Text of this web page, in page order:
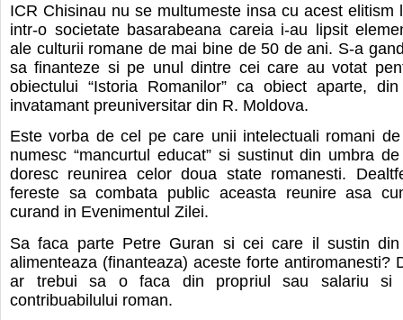
ICR Chisinau nu se multumeste insa cu acest elitism
intr-o societate basarabeana careia i-au lipsit
ale culturii romane de mai bine de 50 de ani. S-a
sa finanteze si pe unul dintre cei care au votat
obiectului “Istoria Romanilor” ca obiect aparte,
invatamant preuniversitar din R. Moldova.
Este vorba de cel pe care unii intelectuali romani
numesc “mancurtul educat” si sustinut din umbra
doresc reunirea celor doua state romanesti.
fereste sa combata public aceasta reunire asa
curand in Evenimentul Zilei.
Sa faca parte Petre Guran si cei care il sustin
alimenteaza (finanteaza) aceste forte antiromanesti?
ar trebui sa o faca din propriul sau salariu si
contribuabilului roman.